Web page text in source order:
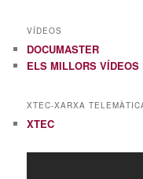
VÍDEOS
DOCUMASTER
ELS MILLORS VÍDEOS
XTEC-XARXA
XTEC